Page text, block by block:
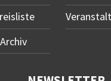
Archiv